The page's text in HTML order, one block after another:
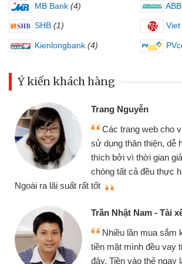
MB Bank (4)
SHB (1)
Kienlongbank (4)
Ý kiến khách hàng
Trang Nguyễn
Các trang web cho
sử dụng thân thiện, dễ
thích bởi vì thời gian
chóng tất cả đều thực
Ngoài ra lãi suất rất tốt
Trần Nhật Nam - Tài
Nhiều lần mua sắm
tiền mặt mình đều vay
đây. Tiền vào thẻ ngay